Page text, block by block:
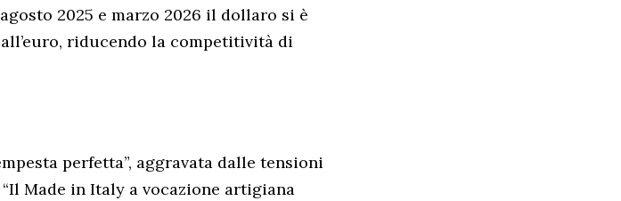
2025 e marzo 2026 il dollaro si è
riducendo la competitività di
perfetta”, aggravata dalle tensioni
Made in Italy a vocazione artigiana